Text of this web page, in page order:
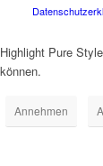
Highlight Pure
können.
Annehmen